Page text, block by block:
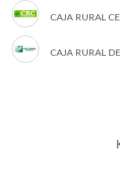
CAJA RURAL
CAJA RURAL